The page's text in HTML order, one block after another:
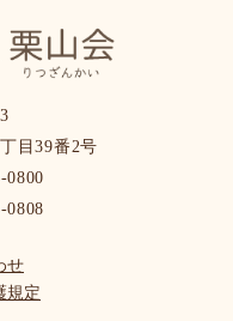
目39番2号
0800
0808
せ
規定